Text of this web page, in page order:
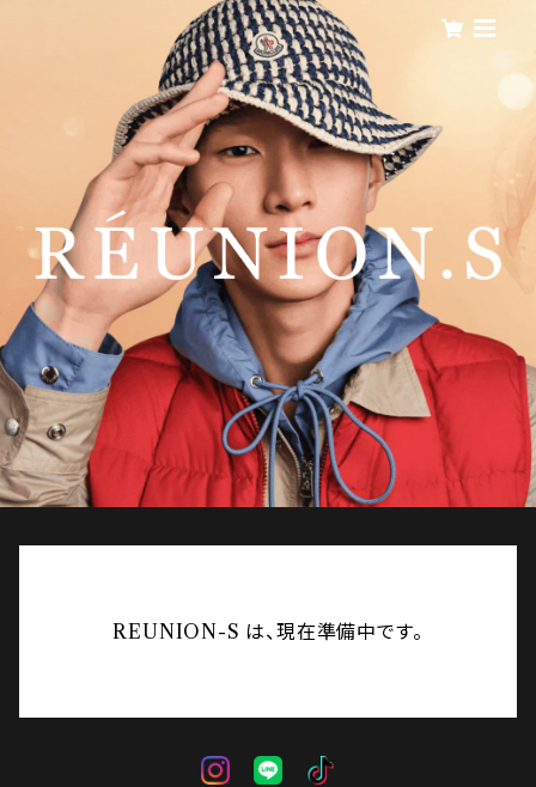
REUNION-S は、現在準備中です。